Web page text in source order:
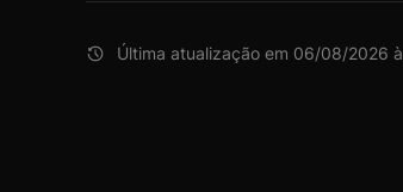
Última atualização em 06/08/2026